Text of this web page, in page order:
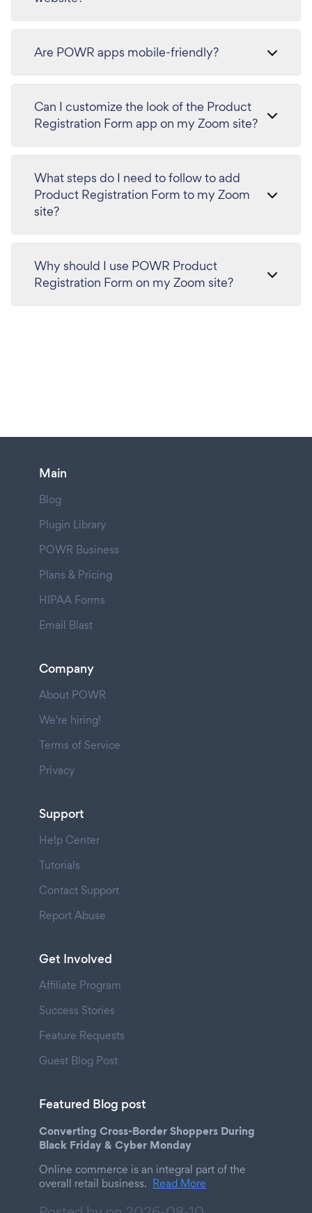
Are POWR apps mobile-friendly?
Can I customize the look of the Product
Registration Form app on my Zoom site?
What steps do I need to follow to add
Product Registration Form to my Zoom
site?
Why should I use POWR Product
Registration Form on my Zoom site?
Main
Blog
Plugin Library
POWR Business
Plans & Pricing
HIPAA Forms
Email Blast
Company
About POWR
We're hiring!
Terms of Service
Privacy
Support
Help Center
Tutorials
Contact Support
Report Abuse
Get Involved
Affiliate Program
Success Stories
Feature Requests
Guest Blog Post
Featured Blog post
Converting Cross-Border Shoppers During
Black Friday & Cyber Monday
Online commerce is an integral part of the
overall retail business. Read More